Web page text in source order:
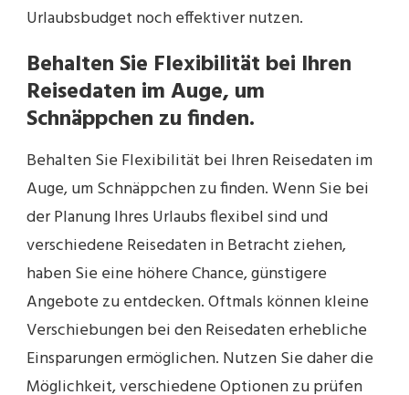
Urlaubsbudget noch effektiver nutzen.
Behalten Sie Flexibilität bei Ihren
Reisedaten im Auge, um
Schnäppchen zu finden.
Behalten Sie Flexibilität bei Ihren Reisedaten im
Auge, um Schnäppchen zu finden. Wenn Sie bei
der Planung Ihres Urlaubs flexibel sind und
verschiedene Reisedaten in Betracht ziehen,
haben Sie eine höhere Chance, günstigere
Angebote zu entdecken. Oftmals können kleine
Verschiebungen bei den Reisedaten erhebliche
Einsparungen ermöglichen. Nutzen Sie daher die
Möglichkeit, verschiedene Optionen zu prüfen